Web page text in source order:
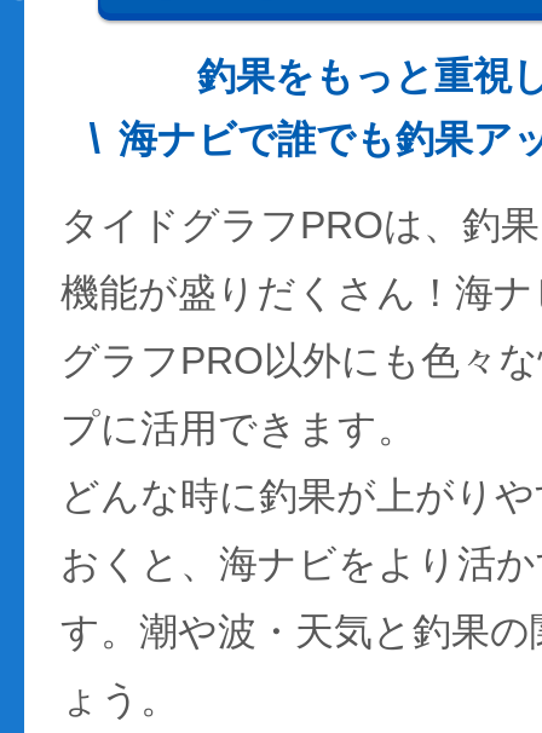
釣果をもっと重視
海ナビで誰でも釣果ア
タイドグラフPROは、釣
機能が盛りだくさん！海
グラフPRO以外にも色々
プに活用できます。
どんな時に釣果が上がり
おくと、海ナビをより活
す。潮や波・天気と釣果
ょう。